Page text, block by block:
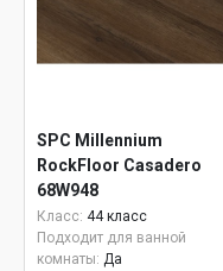
SPC Millennium
RockFloor Casadero
68W948
Класс: 44 класс
Подходит для ванной
комнаты: Да